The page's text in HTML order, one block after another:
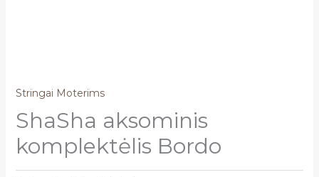
Stringai Moterims
ShaSha aksominis
komplektėlis Bordo